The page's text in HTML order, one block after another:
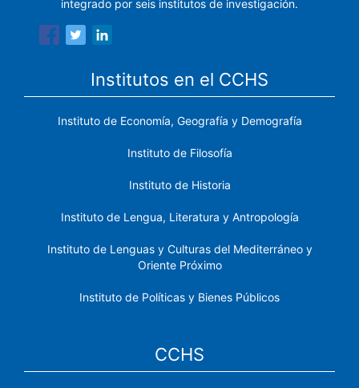
integrado por seis institutos de investigación.
Institutos en el CCHS
Instituto de Economía, Geografía y Demografía
Instituto de Filosofía
Instituto de Historia
Instituto de Lengua, Literatura y Antropología
Instituto de Lenguas y Culturas del Mediterráneo y
Oriente Próximo
Instituto de Políticas y Bienes Públicos
CCHS